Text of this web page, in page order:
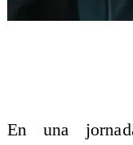
En una